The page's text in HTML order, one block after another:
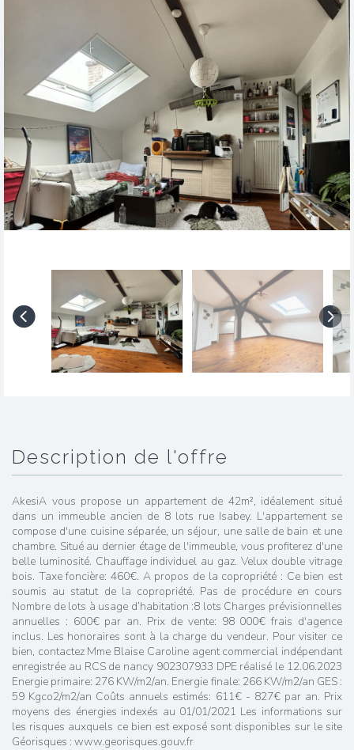
description de l'offre
AkesiA vous propose un appartement de 42m², idéalement situé
dans un immeuble ancien de 8 lots rue Isabey. L'appartement se
compose d'une cuisine séparée, un séjour, une salle de bain et une
chambre. Situé au dernier étage de l'immeuble, vous profiterez d'une
belle luminosité. Chauffage individuel au gaz. Velux double vitrage
bois. Taxe foncière: 460€. A propos de la copropriété : Ce bien est
soumis au statut de la copropriété. Pas de procédure en cours
Nombre de lots à usage d’habitation :8 lots Charges prévisionnelles
annuelles : 600€ par an. Prix de vente: 98 000€ frais d'agence
inclus. Les honoraires sont à la charge du vendeur. Pour visiter ce
bien, contactez Mme Blaise Caroline agent commercial indépendant
enregistrée au RCS de nancy 902307933 DPE réalisé le 12.06.2023
Energie primaire: 276 KW/m2/an. Energie finale: 266 KW/m2/an GES :
59 Kgco2/m2/an Coûts annuels estimés: 611€ - 827€ par an. Prix
moyens des énergies indexés au 01/01/2021 Les informations sur
les risques auxquels ce bien est exposé sont disponibles sur le site
Géorisques : www.georisques.gouv.fr